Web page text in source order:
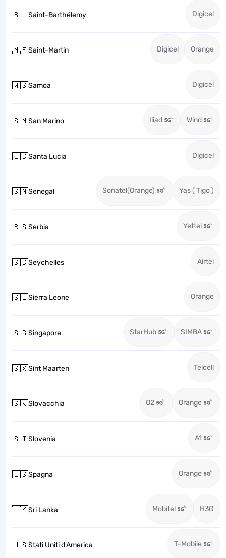
🇧🇱Saint-Barthélemy Digicel
🇲🇫Saint-Martin Digicel Orange
🇼🇸Samoa Digicel
🇸🇲San Marino Iliad Wind
🇱🇨Santa Lucia Digicel
🇸🇳Senegal Sonatel(Orange) Yas ( Tigo )
🇷🇸Serbia Yettel
🇸🇨Seychelles Airtel
🇸🇱Sierra Leone Orange
🇸🇬Singapore StarHub SIMBA
🇸🇽Sint Maarten Telcell
🇸🇰Slovacchia O2 Orange
🇸🇮Slovenia A1
🇪🇸Spagna Orange
🇱🇰Sri Lanka Mobitel H3G
🇺🇸Stati Uniti d'America T-Mobile